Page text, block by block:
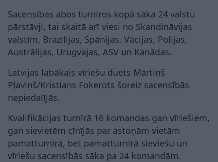
Sacensības abos turnīros kopā sāka 24 valstu
pārstāvji, tai skaitā arī viesi no Skandināvijas
valstīm, Brazīlijas, Spānijas, Vācijas, Polijas,
Austrālijas, Urugvajas, ASV un Kanādas.
Latvijas labākais vīriešu duets Mārtiņš
Pļaviņš/Kristians Fokerots šoreiz sacensībās
nepiedalījās.
Kvalifikācijas turnīrā 16 komandas gan vīriešiem,
gan sievietēm cīnījās par astoņām vietām
pamatturnīrā, bet pamatturnīrā sieviešu un
vīriešu sacensībās sāka pa 24 komandām.